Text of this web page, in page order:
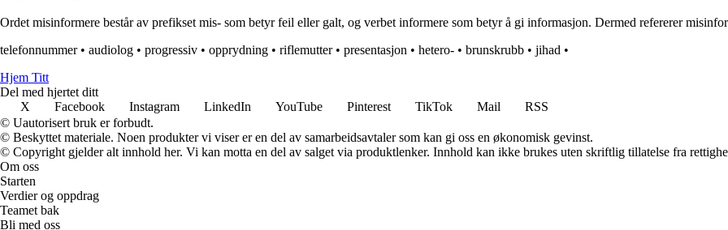
Ordet misinformere består av prefikset mis- som betyr feil eller galt, og verbet informere som betyr å gi informasjon. Dermed refererer
telefonnummer• audiolog • progressiv • opprydning • riflemutter• presentasjon • hetero- • brunskrubb • jihad •
Hjem Titt
Del med hjertet ditt
X
Facebook Instagram LinkedIn YouTube Pinterest TikTok Mail
RSS
© Uautorisert bruk er forbudt.
© Beskyttet materiale. Noen produkter vi viser er en del av samarbeidsavtaler som kan gi oss en økonomisk gevinst.
© Copyright gjelder alt innhold her. Vi kan motta en del av salget via produktlenker. Innhold kan ikke brukes uten skriftlig tillatelse fra
Om oss
Starten
Verdier og oppdrag
Teamet bak
Bli med oss